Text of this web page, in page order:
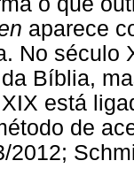
aparece
No século
Bíblia,
está
de
2012;